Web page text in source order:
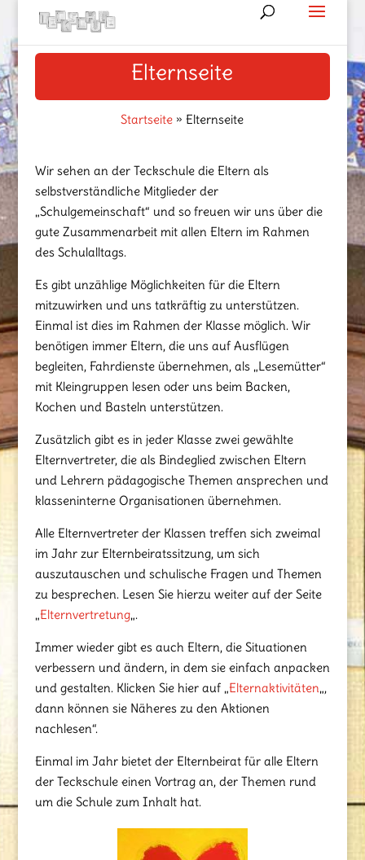
Elternseite
Startseite »Elternseite
Wir sehen an der Teckschule die Eltern als
selbstverständliche Mitglieder der
„Schulgemeinschaft“ und so freuen wir uns über die
gute Zusammenarbeit mit allen Eltern im Rahmen
des Schulalltags.
Es gibt unzählige Möglichkeiten für die Eltern
mitzuwirken und uns tatkräftig zu unterstützen.
Einmal ist dies im Rahmen der Klasse möglich. Wir
benötigen immer Eltern, die uns auf Ausflügen
begleiten, Fahrdienste übernehmen, als „Lesemütter“
mit Kleingruppen lesen oder uns beim Backen,
Kochen und Basteln unterstützen.
Zusätzlich gibt es in jeder Klasse zwei gewählte
Elternvertreter, die als Bindeglied zwischen Eltern
und Lehrern pädagogische Themen ansprechen und
klasseninterne Organisationen übernehmen.
Alle Elternvertreter der Klassen treffen sich zweimal
im Jahr zur Elternbeiratssitzung, um sich
auszutauschen und schulische Fragen und Themen
zu besprechen. Lesen Sie hierzu weiter auf der Seite
„Elternvertretung„.
Immer wieder gibt es auch Eltern, die Situationen
verbessern und ändern, in dem sie einfach anpacken
und gestalten. Klicken Sie hier auf „Elternaktivitäten„,
dann können sie Näheres zu den Aktionen
nachlesen“.
Einmal im Jahr bietet der Elternbeirat für alle Eltern
der Teckschule einen Vortrag an, der Themen rund
um die Schule zum Inhalt hat.